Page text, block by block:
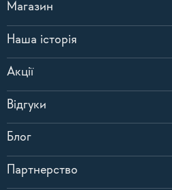
Магазин
Наша історія
Акції
Відгуки
Блог
Партнерство